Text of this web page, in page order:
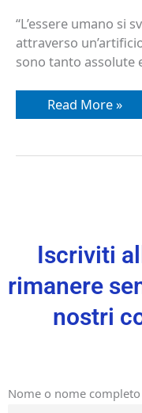
“L’essere umano si
attraverso
sono tanto assolute
Read More »
Iscriviti
rimanere
nostri
Nome o nome completo